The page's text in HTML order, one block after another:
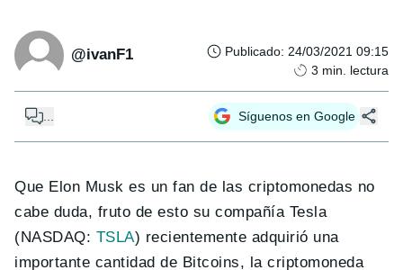
@ivanF1 Publicado: 24/03/2021 09:15
3 min. lectura
Síguenos en Google
Que Elon Musk es un fan de las criptomonedas no
cabe duda, fruto de esto su compañía Tesla
(NASDAQ: TSLA) recientemente adquirió una
importante cantidad de Bitcoins, la criptomoneda